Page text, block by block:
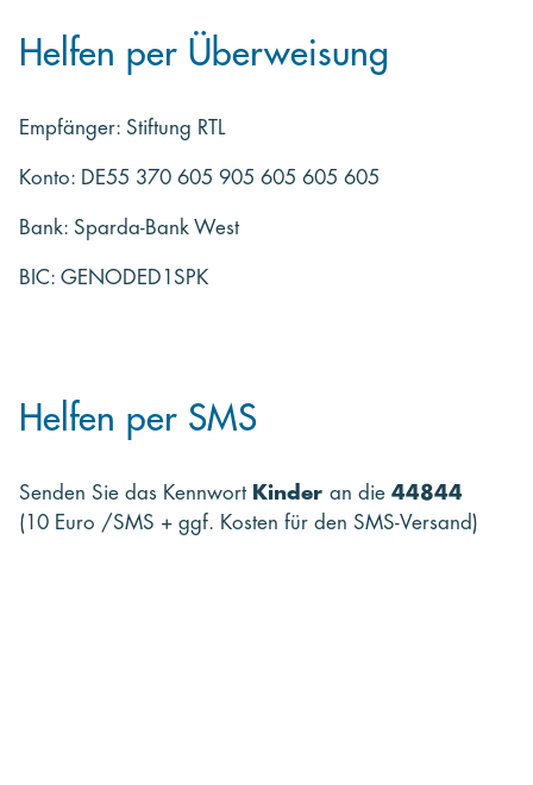
Helfen per Überweisung
Empfänger: Stiftung RTL
Konto: DE55 370 605 905 605 605 605
Bank: Sparda-Bank West
BIC: GENODED1SPK
Helfen per SMS
Senden Sie das Kennwort Kinder an die 44844
(10 Euro /SMS + ggf. Kosten für den SMS-Versand)